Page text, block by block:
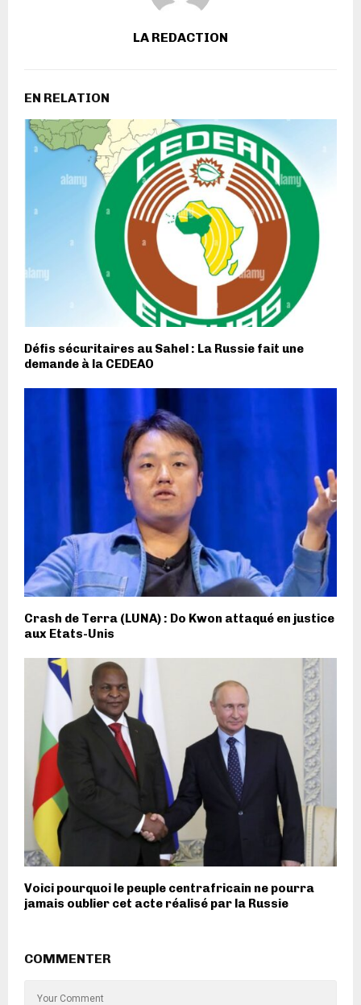
LA REDACTION
EN RELATION
Défis sécuritaires au Sahel : La Russie fait une
demande à la CEDEAO
Crash de Terra (LUNA) : Do Kwon attaqué en justice
aux Etats-Unis
Voici pourquoi le peuple centrafricain ne pourra
jamais oublier cet acte réalisé par la Russie
COMMENTER